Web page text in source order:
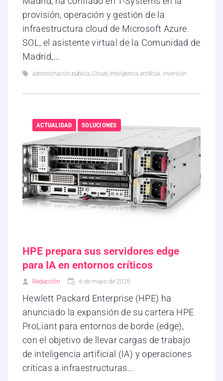
provisión, operación y gestión de la
infraestructura cloud de Microsoft Azure.
SOL, el asistente virtual de la Comunidad de
Madrid,...
administración pública, Cloud, inteligencia artificial, inversión
ACTUALIDAD SOLUCIONES
HPE prepara sus servidores edge
para IA en entornos críticos
Redacción 6 de mayo de 2026
Hewlett Packard Enterprise (HPE) ha
anunciado la expansión de su cartera HPE
ProLiant para entornos de borde (edge),
con el objetivo de llevar cargas de trabajo
de inteligencia artificial (IA) y operaciones
críticas a infraestructuras...